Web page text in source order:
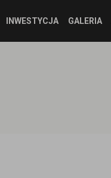
INWESTYCJA GALERIA